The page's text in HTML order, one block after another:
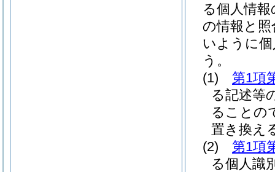
る個人情
の情報と
いように
う。
(1)
第1項
る記述等
ることの
置き換え
(2)
第1項
る個人識